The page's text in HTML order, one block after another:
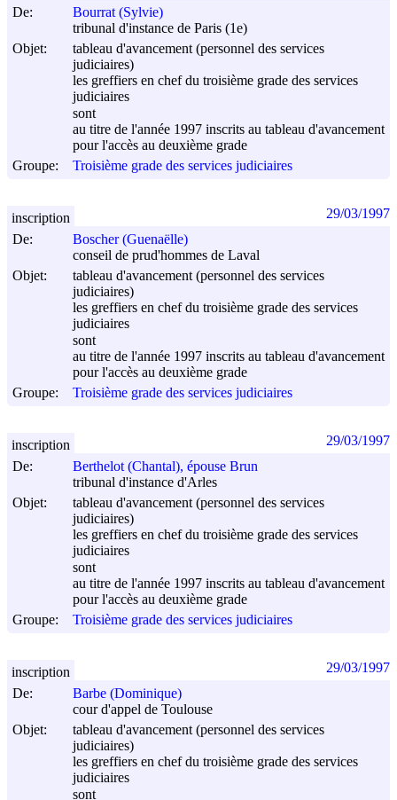
De:
Bourrat (Sylvie)
tribunal d'instance de Paris (1e)
Objet:
tableau d'avancement (personnel des services
judiciaires)
les greffiers en chef du troisième grade des services
judiciaires
sont
au titre de l'année 1997 inscrits au tableau d'avancement
pour l'accès au deuxième grade
Groupe:
Troisième grade des services judiciaires
De:
Boscher (Guenaëlle)
conseil de prud'hommes de Laval
Objet:
tableau d'avancement (personnel des services
judiciaires)
les greffiers en chef du troisième grade des services
judiciaires
sont
au titre de l'année 1997 inscrits au tableau d'avancement
pour l'accès au deuxième grade
Groupe:
Troisième grade des services judiciaires
inscription 29/03/1997
De:
Berthelot (Chantal), épouse Brun
tribunal d'instance d'Arles
Objet:
tableau d'avancement (personnel des services
judiciaires)
les greffiers en chef du troisième grade des services
judiciaires
sont
au titre de l'année 1997 inscrits au tableau d'avancement
pour l'accès au deuxième grade
Groupe:
Troisième grade des services judiciaires
inscription 29/03/1997
De:
Barbe (Dominique)
cour d'appel de Toulouse
Objet:
tableau d'avancement (personnel des services
judiciaires)
les greffiers en chef du troisième grade des services
judiciaires
sont
inscription 29/03/1997